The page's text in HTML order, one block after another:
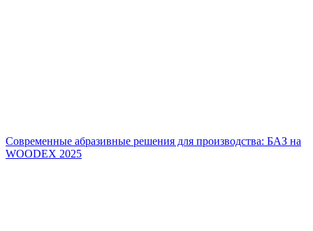
Современные абразивные решения для производства: БАЗ на
WOODEX 2025